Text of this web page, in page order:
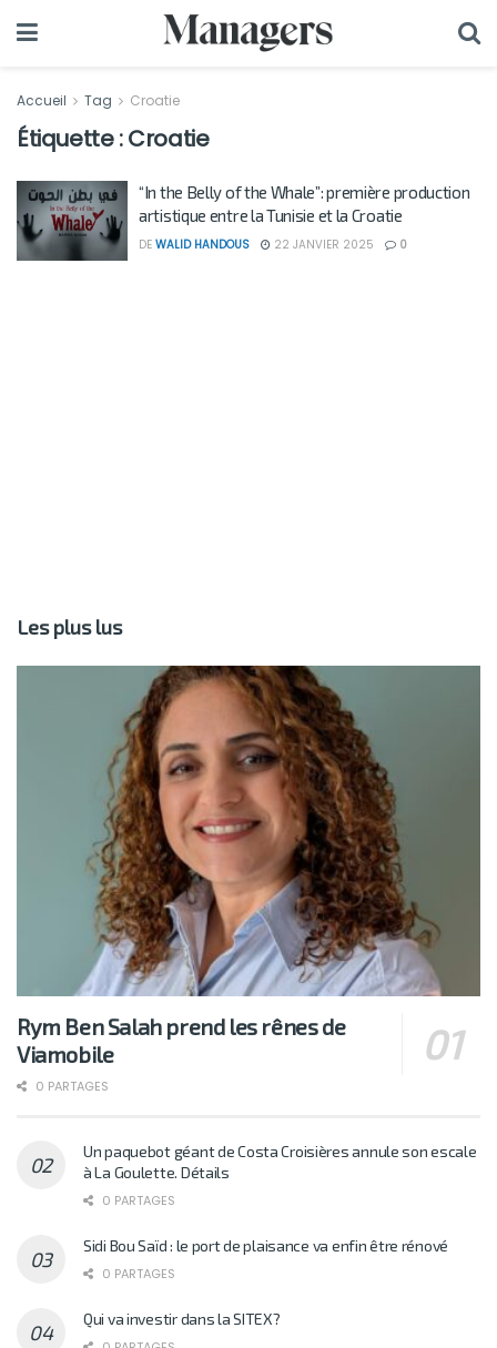
Accueil Tag Croatie
Étiquette :Croatie
“In the Belly of the Whale”: première production
artistique entre la Tunisie et la Croatie
DE WALID HANDOUS 22 JANVIER 2025 0
Les plus lus
Rym Ben Salah prend les rênes de
Viamobile
0 PARTAGES
Un paquebot géant de Costa Croisières annule son escale
à La Goulette. Détails
0 PARTAGES
Sidi Bou Saïd : le port de plaisance va enfin être rénové
0 PARTAGES
Qui va investir dans la SITEX?